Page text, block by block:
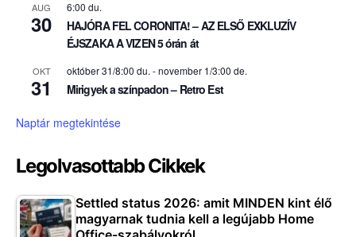
AUG
30
6:00 du.
HAJÓRA FEL CORONITA! – AZ ELSŐ EXKLUZÍV
ÉJSZAKA A VIZEN 5 órán át
OKT
31
október 31/8:00 du. -november 1/3:00 de.
Mirigyek a színpadon – Retro Est
Naptár megtekintése
Legolvasottabb Cikkek
Settled status 2026: amit MINDEN kint élő
magyarnak tudnia kell a legújabb Home